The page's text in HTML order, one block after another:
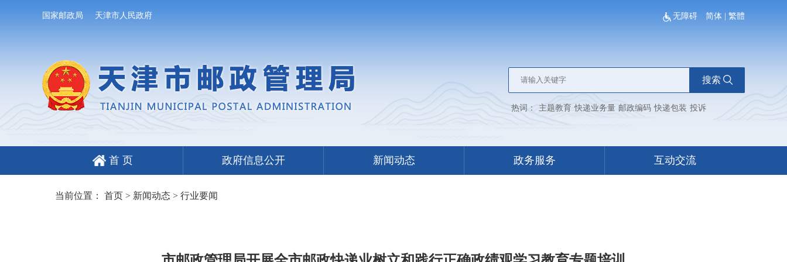
国家邮政局 天津市人民政府 无障碍 简体 繁體
搜索
热词： 主题教育 快递业务量 邮政编码 快递包装 投诉
首 页 政府信息公开 新闻动态 政务服务 互动交流
当前位置： 首页> 新闻动态> 行业要闻